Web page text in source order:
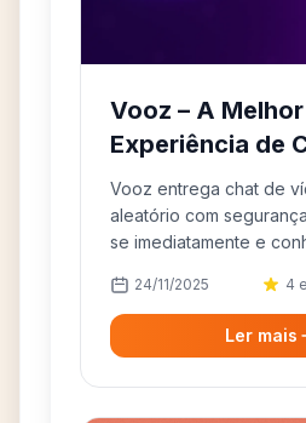
Vooz – A
Experiência de
Estilo Omegle
Vooz entrega chat de
aleatório com
se imediatamente e
anônimo.
24/11/2025 4
Ler mais